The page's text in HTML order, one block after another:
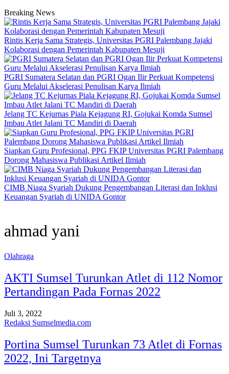
Breaking News
Rintis Kerja Sama Strategis, Universitas PGRI Palembang Jajaki
Kolaborasi dengan Pemerintah Kabupaten Mesuji
PGRI Sumatera Selatan dan PGRI Ogan Ilir Perkuat Kompetensi
Guru Melalui Akselerasi Penulisan Karya Ilmiah
Jelang TC Kejurnas Piala Kejagung RI, Gojukai Komda Sumsel
Imbau Atlet Jalani TC Mandiri di Daerah
Siapkan Guru Profesional, PPG FKIP Universitas PGRI Palembang
Dorong Mahasiswa Publikasi Artikel Ilmiah
CIMB Niaga Syariah Dukung Pengembangan Literasi dan Inklusi
Keuangan Syariah di UNIDA Gontor
ahmad yani
Olahraga
AKTI Sumsel Turunkan Atlet di 112 Nomor
Pertandingan Pada Fornas 2022
Juli 3, 2022
Redaksi Sumselmedia.com
Portina Sumsel Turunkan 73 Atlet di Fornas
2022, Ini Targetnya